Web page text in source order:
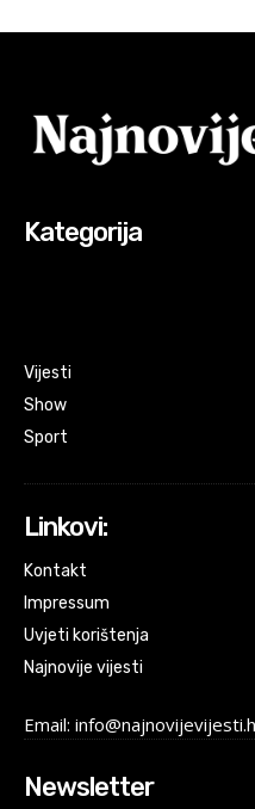
Kategorija
Vijesti
Show
Sport
Linkovi:
Kontakt
Impressum
Uvjeti korištenja
Najnovije vijesti
Email:
Newsletter